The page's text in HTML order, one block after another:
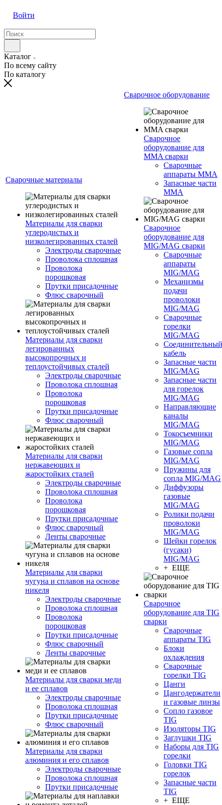
Войти
Каталог
По всему сайту
По каталогу
Сварочные материалы
Материалы для сварки
углеродистых и
низколегированных сталей
Электроды сварочные
Проволока сплошная
Проволока
порошковая
Прутки присадочные
Флюс сварочный
Материалы для сварки
легированных
высокопрочных и
теплоустойчивых сталей
Электроды сварочные
Проволока сплошная
Проволока
порошковая
Прутки присадочные
Флюс сварочный
Материалы для сварки
нержавеющих и
жаростойких сталей
Электроды сварочные
Проволока сплошная
Проволока
порошковая
Прутки присадочные
Флюс сварочный
Ленты сварочные
Материалы для сварки
чугуна и сплавов на основе
никеля
Электроды сварочные
Проволока сплошная
Проволока
порошковая
Прутки присадочные
Флюс сварочный
Ленты сварочные
Материалы для сварки меди
и ее сплавов
Электроды сварочные
Проволока сплошная
Прутки присадочные
Флюс сварочный
Материалы для сварки
алюминия и его сплавов
Электроды сварочные
Проволока сплошная
Прутки присадочные
Сварочное оборудование
Сварочное
оборудование для
MMA сварки
Сварочные
аппараты MMA
Запасные части
MMA
Сварочное
оборудование для
MIG/MAG сварки
Сварочные
аппараты
MIG/MAG
Механизмы
подачи
проволоки
MIG/MAG
Сварочные
горелки
MIG/MAG
Соединительный
кабель
Запасные части
MIG/MAG
Запасные части
для горелок
MIG/MAG
Направляющие
каналы
MIG/MAG
Токосъемники
MIG/MAG
Газовые сопла
MIG/MAG
Пружины для
сопла MIG/MAG
Диффузоры
газовые
MIG/MAG
Ролики подачи
проволоки
MIG/MAG
Шейки горелок
(гусаки)
MIG/MAG
+ ЕЩЕ
Сварочное
оборудование для TIG
сварки
Сварочные
аппараты TIG
Блоки
охлаждения
Сварочные
горелки TIG
Цанги
Цангодержатели
и газовые линзы
Сопло газовое
TIG
Изоляторы TIG
Заглушки TIG
Наборы для TIG
горелки
Головки TIG
горелок
Запасные части
TIG
+ ЕЩЕ